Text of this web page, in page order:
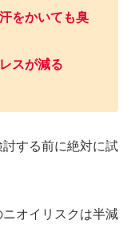
をかいても臭
スが減る
する前に絶対に試
オイリスクは半減